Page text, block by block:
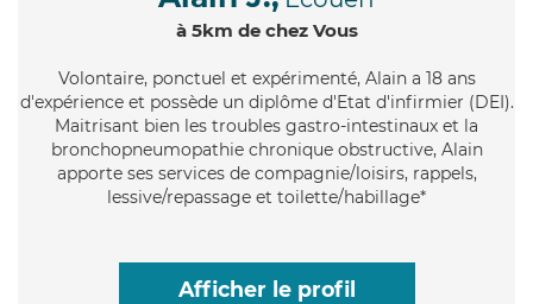
à 5km de chez Vous
Volontaire, ponctuel et expérimenté, Alain a 18 ans
d'expérience et possède un diplôme d'Etat d'infirmier (DEI).
Maitrisant bien les troubles gastro-intestinaux et la
bronchopneumopathie chronique obstructive, Alain
apporte ses services de compagnie/loisirs, rappels,
lessive/repassage et toilette/habillage*
Afficher le profil